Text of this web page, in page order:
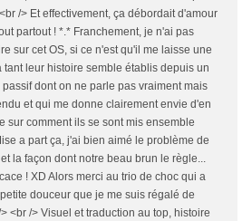
/> Et effectivement, ça débordait d'amour
partout ! *.* Franchement, je n'ai pas
sur cet OS, si ce n'est qu'il me laisse une
tant leur histoire semble établis depuis un
dont on ne parle pas vraiment mais
et qui me donne clairement envie d'en
sur comment ils se sont mis ensemble
a part ça, j'ai bien aimé le problème de
la façon dont notre beau brun le règle...
! XD Alors merci au trio de choc qui a
douceur que je me suis régalé de
<br /> Visuel et traduction au top, histoire